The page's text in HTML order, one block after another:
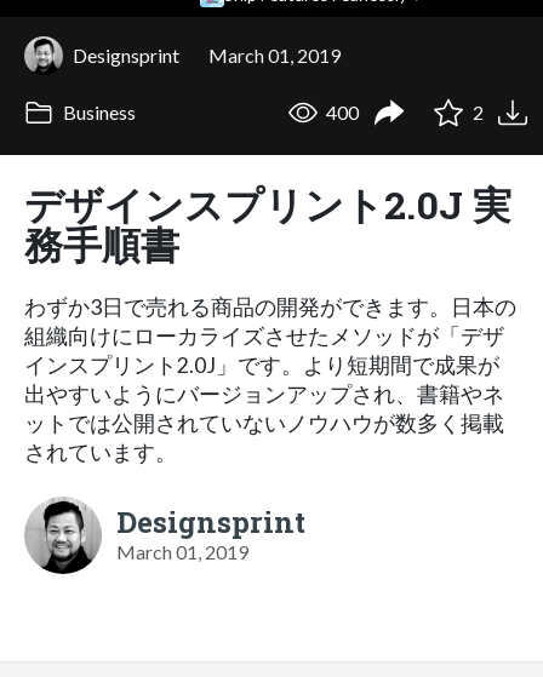
Designsprint March 01, 2019
Business 400 2
デザインスプリント2.0J 実
務手順書
わずか3日で売れる商品の開発ができます。日本の
組織向けにローカライズさせたメソッドが「デザ
インスプリント2.0J」です。より短期間で成果が
出やすいようにバージョンアップされ、書籍やネ
ットでは公開されていないノウハウが数多く掲載
されています。
Designsprint
March 01, 2019